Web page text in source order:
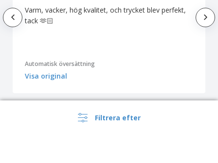
Filtrera efter
Varm, vacker, hög kvalitet, och trycket blev perfekt,
tack 🫶🏻
Automatisk översättning
Visa original
Visa alla recensioner